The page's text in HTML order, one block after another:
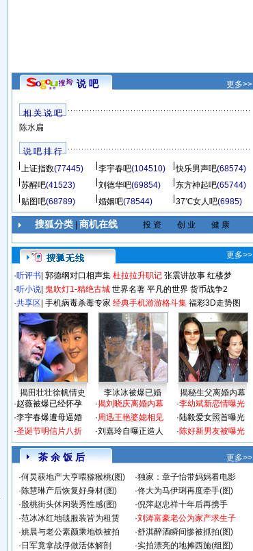
说 吧 更多>>
相 关 说 吧
陈水扁
说 吧 排 行
上证指数(77445) 李宇春吧(104510) 快乐男声吧(68574)
苏醒吧(41523) 刘德华吧(69854) 东方神起吧(65744)
贴图吧(68789) 婚姻吧(78544) 37℃女人吧(6985)
搜狐分类| 商机在线 投 资 创 业 健 康
更多>>
·听评书 郭德纲对口相声集 杜拉拉升职记 张震讲故事 红楼梦
·听小说 鬼吹灯1-精绝古城 世界名著 平凡的世界 货币战争2
·共享区 手机病毒杀毒专家 经典手机游游格斗集 福彩3D走势图
揭田壮壮徐帆情史 李冰冰被爆已婚
揭秘生父离婚内幕
·赵薇被爆已经怀孕
·李宇春爆遭母逼婚
·圣诞节明信片八折
·揭刘晓庆离婚内幕
·周迅王艳婆媳相见
·刘嘉玲自曝正造人
·李幼斌新恋情曝光
·陆毅爱女照首曝光
·陈好新男友被曝光
茶 余 饭 后
更多>>
·何炅获地产大亨喂猕猴桃(图) ·独家：章子怡带妈妈看电影
·陈慧琳产后恢复好身材(图) ·佟大为马伊琍再度牵手(图)
·殷桃街头休闲装秀性感(图) ·倪萍赵忠祥十年后再携手
·范冰冰红地毯服装皆为租赁 ·刘涛富豪老公为家产求生子
·姚晨与老公素颜乘地铁被拍 ·舒淇醉酒瞬间惨被抓拍(图)
· 日军竟拿战俘做活体解剖 ·实拍漂亮的地摊西施(组图)